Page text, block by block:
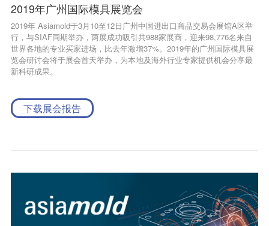
2019年广州国际模具展览会
2019年 Asiamold于3月10至12日广州中国进出口商品交易会展馆A区举
行，与SIAF同期举办，两展成功吸引共988家展商，迎来98,776名来自
世界各地的专业买家进场，比去年激增37%。2019年的广州国际模具展
览会研讨会将于展会首天举办，为本地及海外行业专家提供机会分享最
新科研成果。
下载展会报告